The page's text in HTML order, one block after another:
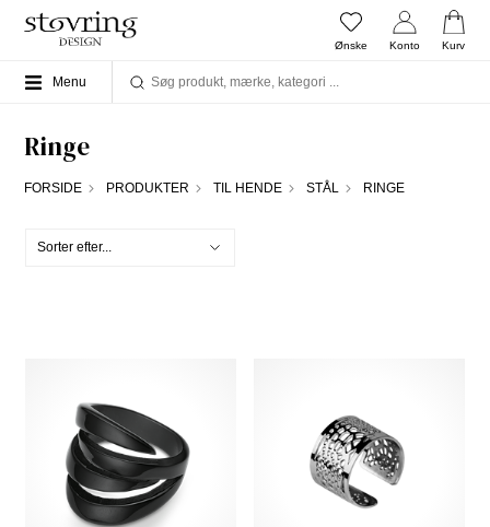
Ønske Konto Kurv
Menu
Ringe
FORSIDE PRODUKTER TIL HENDE STÅL RINGE